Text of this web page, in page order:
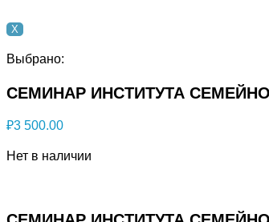
X
Выбрано:
СЕМИНАР ИНСТИТУТА
₽3 500.00
Нет в наличии